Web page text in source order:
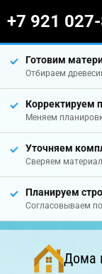
+7 921
Готовим
Отбираем
Корректируем
Меняем
Уточняем
Сверяем
Планируем
Согласовываем
Дома